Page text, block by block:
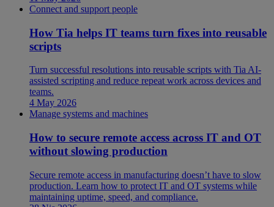
Connect and support people
How Tia helps IT teams turn fixes into reusable
scripts
Turn successful resolutions into reusable scripts with Tia AI-
assisted scripting and reduce repeat work across devices and
teams.
4 May 2026
Manage systems and machines
How to secure remote access across IT and OT
without slowing production
Secure remote access in manufacturing doesn’t have to slow
production. Learn how to protect IT and OT systems while
maintaining uptime, speed, and compliance.